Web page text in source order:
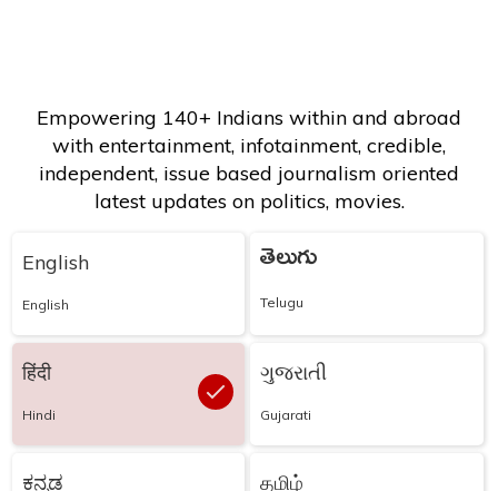
Empowering 140+ Indians within and abroad
with entertainment, infotainment, credible,
independent, issue based journalism oriented
latest updates on politics, movies.
English
English
తెలుగు
Telugu
हिंदी
Hindi
ગુજરાતી
Gujarati
ಕನ್ನಡ தமிழ்